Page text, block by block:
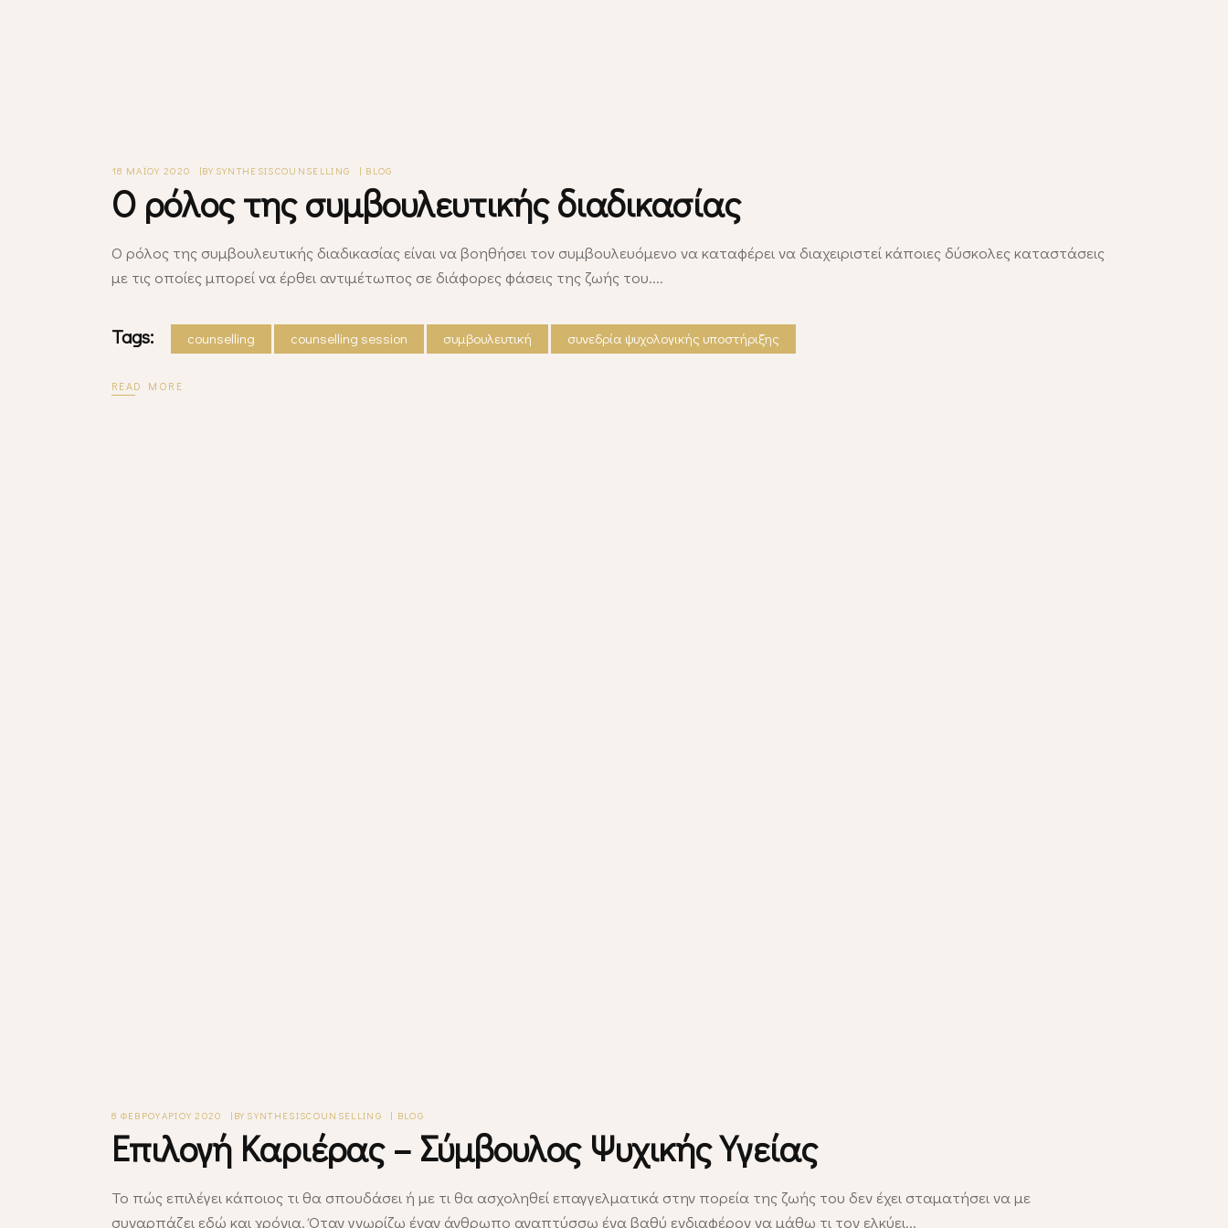
18 ΜΑΪ́ΟΥ 2020 BY SYNTHESISCOUNSELLING BLOG
Ο ρόλος της συμβουλευτικής διαδικασίας
Ο ρόλος της συμβουλευτικής διαδικασίας είναι να βοηθήσει τον συμβουλευόμενο να καταφέρει να διαχειριστεί κάποιες δύσκολες καταστάσεις
με τις οποίες μπορεί να έρθει αντιμέτωπος σε διάφορες φάσεις της ζωής του.
Tags: counselling counselling session συμβουλευτική συνεδρία ψυχολογικής υποστήριξης
READ MORE
8 ΦΕΒΡΟΥΑΡΊΟΥ 2020 BY SYNTHESISCOUNSELLING BLOG
Επιλογή Καριέρας – Σύμβουλος Ψυχικής Υγείας
Το πώς επιλέγει κάποιος τι θα σπουδάσει ή με τι θα ασχοληθεί επαγγελματικά στην πορεία της ζωής του δεν έχει σταματήσει να με
συναρπάζει εδώ και χρόνια. Όταν γνωρίζω έναν άνθρωπο αναπτύσσω ένα βαθύ ενδιαφέρον να μάθω τι τον ελκύει